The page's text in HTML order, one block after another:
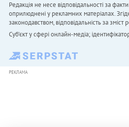
Редакція не несе відповідальності за
оприлюднені у рекламних матеріалах.
законодавством, відповідальність за
Cуб'єкт у сфері онлайн-медіа;
РЕКЛАМА